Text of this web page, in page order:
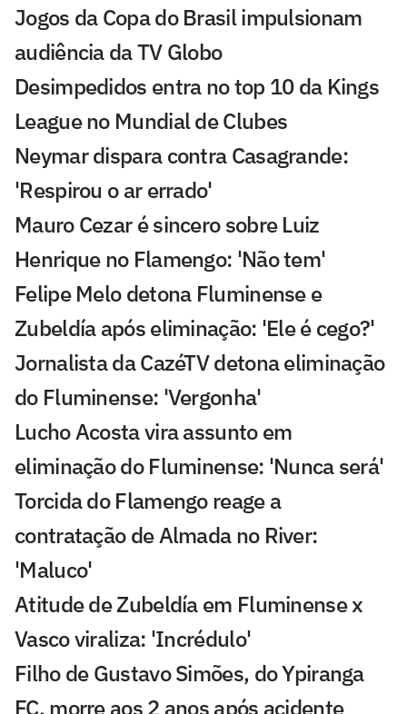
Jogos da Copa do Brasil impulsionam
audiência da TV Globo
Desimpedidos entra no top 10 da Kings
League no Mundial de Clubes
Neymar dispara contra Casagrande:
'Respirou o ar errado'
Mauro Cezar é sincero sobre Luiz
Henrique no Flamengo: 'Não tem'
Felipe Melo detona Fluminense e
Zubeldía após eliminação: 'Ele é cego?'
Jornalista da CazéTV detona eliminação
do Fluminense: 'Vergonha'
Lucho Acosta vira assunto em
eliminação do Fluminense: 'Nunca será'
Torcida do Flamengo reage a
contratação de Almada no River:
'Maluco'
Atitude de Zubeldía em Fluminense x
Vasco viraliza: 'Incrédulo'
Filho de Gustavo Simões, do Ypiranga
FC, morre aos 2 anos após acidente